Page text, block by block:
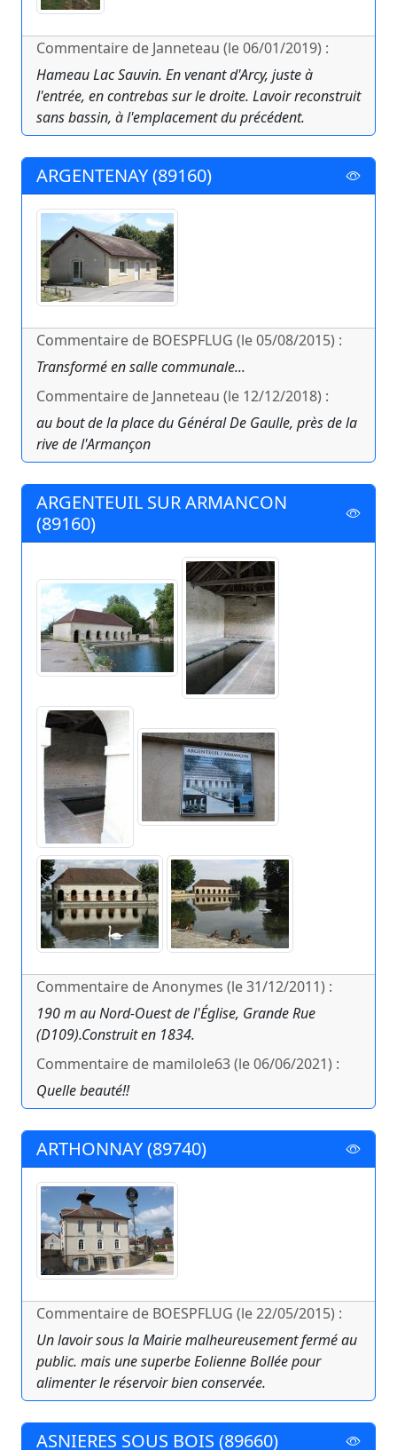
Commentaire de Janneteau (le 06/01/2019) :
Hameau Lac Sauvin. En venant d'Arcy, juste à
l'entrée, en contrebas sur le droite. Lavoir reconstruit
sans bassin, à l'emplacement du précédent.
ARGENTENAY (89160)
Commentaire de BOESPFLUG (le 05/08/2015) :
Transformé en salle communale...
Commentaire de Janneteau (le 12/12/2018) :
au bout de la place du Général De Gaulle, près de la
rive de l'Armançon
ARGENTEUIL SUR ARMANCON
(89160)
Commentaire de Anonymes (le 31/12/2011) :
190 m au Nord-Ouest de l'Église, Grande Rue
(D109).Construit en 1834.
Commentaire de mamilole63 (le 06/06/2021) :
Quelle beauté!!
ARTHONNAY (89740)
Commentaire de BOESPFLUG (le 22/05/2015) :
Un lavoir sous la Mairie malheureusement fermé au
public. mais une superbe Eolienne Bollée pour
alimenter le réservoir bien conservée.
ASNIERES SOUS BOIS (89660)